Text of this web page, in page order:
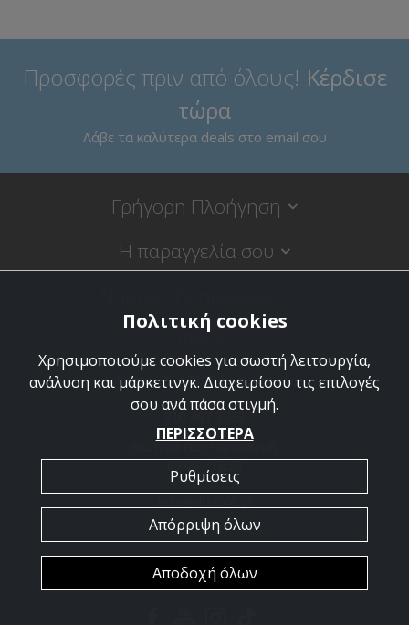
Προσφορές πριν από όλους! Κέρδισε
τώρα
Λάβε τα καλύτερα deals στο email σου
Γρήγορη Πλοήγηση
Η παραγγελία σου
VBstore
Κύπρου 9, 18120 Κορυδαλλός
Δευτέρα έως Παρασκευή:
09:00 - 16:30
Copyright © 2026 VBstore. Powered by
Πολιτική cookies
Χρησιμοποιούμε cookies για σωστή λειτουργία,
ανάλυση και μάρκετινγκ. Διαχειρίσου τις επιλογές
σου ανά πάσα στιγμή.
ΠΕΡΙΣΣΟΤΕΡΑ
Ρυθμίσεις
Απόρριψη όλων
Αποδοχή όλων